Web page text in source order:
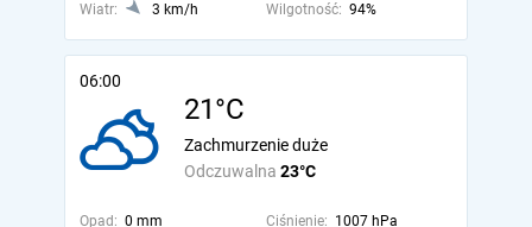
Wiatr:
3 km/h Wilgotność: 94%
06:00
21°C
Odczuwalna 23°C
Zachmurzenie duże
Opad: 0 mm Ciśnienie: 1007 hPa